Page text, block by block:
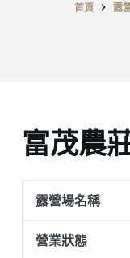
首頁 露
富茂農
露營場名稱
營業狀態